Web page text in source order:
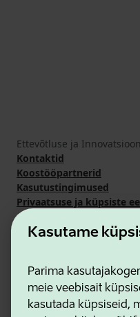
Kasutame
Parima
meie veebisait
kasutada küpsiseid,
Ettevõtluse ja
Kontaktid
Koostööpartnerid
Kasutustingimused
Privaatsuse ja küpsiste